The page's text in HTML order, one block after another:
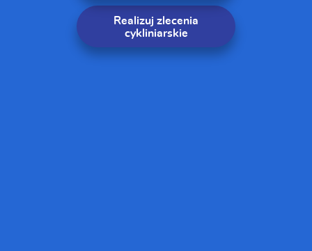
Realizuj zlecenia
cykliniarskie